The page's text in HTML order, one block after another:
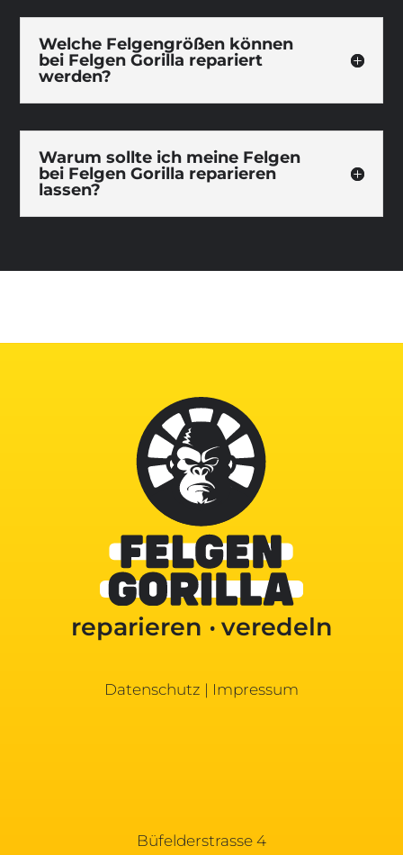
Welche Felgengrößen können
bei Felgen Gorilla repariert
werden?
Warum sollte ich meine Felgen
bei Felgen Gorilla reparieren
lassen?
reparieren ‧ veredeln
Datenschutz | Impressum
Büfelderstrasse 4